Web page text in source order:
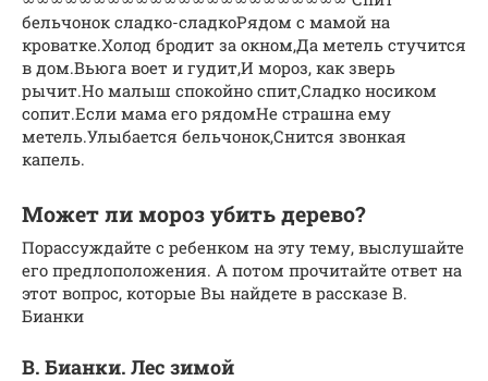
бельчонок сладко-сладкоРядом с мамой на
кроватке.Холод бродит за окном,Да метель стучится
в дом.Вьюга воет и гудит,И мороз, как зверь
рычит.Но малыш спокойно спит,Сладко носиком
сопит.Если мама его рядомНе страшна ему
метель.Улыбается бельчонок,Снится звонкая
капель.
Может ли мороз убить дерево?
Порассуждайте с ребенком на эту тему, выслушайте
его предлоположения. А потом прочитайте ответ на
этот вопрос, которые Вы найдете в рассказе В.
Бианки
В. Бианки. Лес зимой